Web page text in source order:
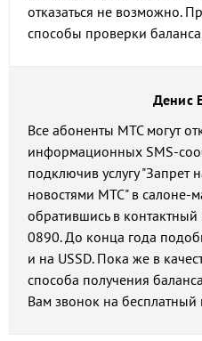
отказаться не возможно.
способы проверки
Денис
Все абоненты МТС могут
информационных SMS-
подключив услугу
новостями МТС" в салоне-
обратившись в
0890. До конца года
и на USSD. Пока же в
способа получения
Вам звонок на